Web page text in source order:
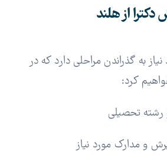
از هلند
به گذراندن مراحلی دارد که در
کرد: